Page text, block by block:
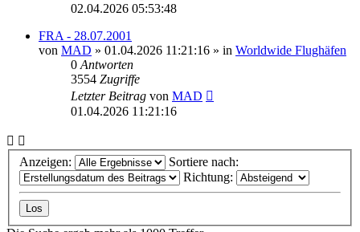
02.04.2026 05:53:48
FRA - 28.07.2001
von MAD » 01.04.2026 11:21:16 » in Worldwide Flughäfen
0 Antworten
3554 Zugriffe
Letzter Beitrag von MAD
01.04.2026 11:21:16
Anzeigen:
Sortiere nach:
Richtung: